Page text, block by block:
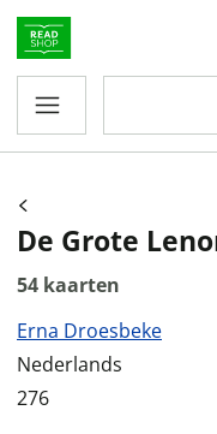
De Grote
54 kaarten
Erna Droesbeke
Nederlands
276